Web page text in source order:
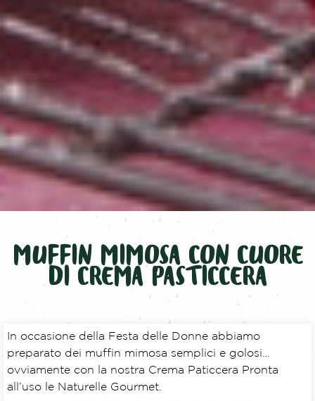
MUFFIN MIMOSA CON CUORE
DI CREMA PASTICCERA
In occasione della Festa delle Donne abbiamo
preparato dei muffin mimosa semplici e golosi…
ovviamente con la nostra Crema Paticcera Pronta
all’uso le Naturelle Gourmet.